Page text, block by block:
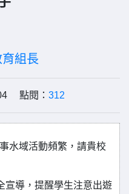
組長
點閱： 312
水域活動頻繁，請貴校
宣導，提醒學生注意出遊